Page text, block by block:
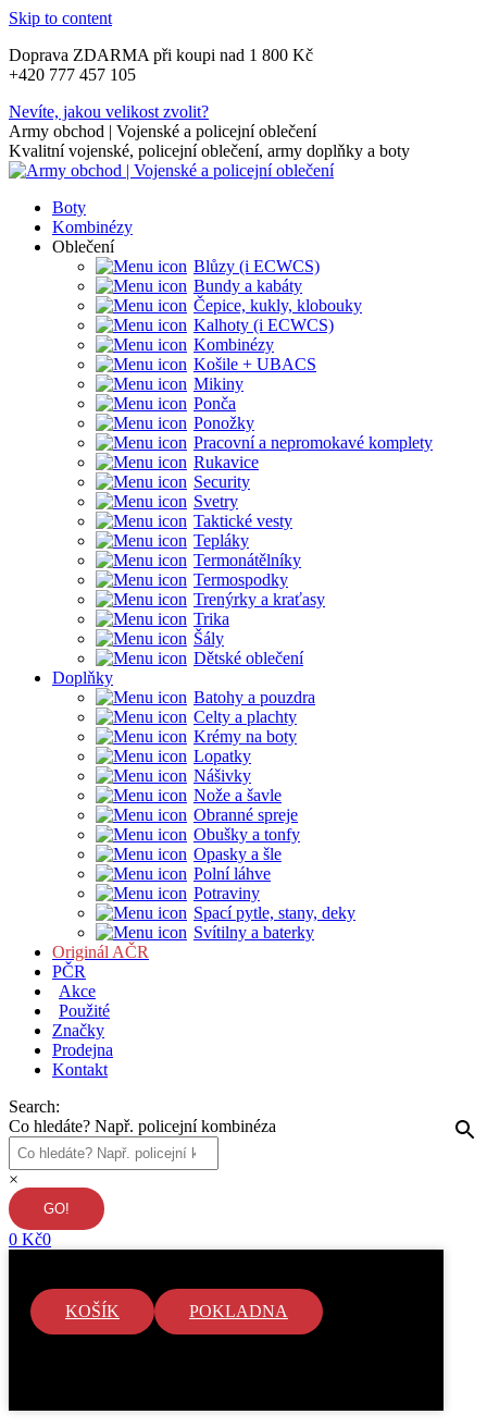
Skip to content
Doprava ZDARMA při koupi nad 1 800 Kč
+420 777 457 105
Nevíte, jakou velikost zvolit?
Army obchod | Vojenské a policejní oblečení
Kvalitní vojenské, policejní oblečení, army doplňky a boty
Boty
Kombinézy
Oblečení
Blůzy (i ECWCS)
Bundy a kabáty
Čepice, kukly, klobouky
Kalhoty (i ECWCS)
Kombinézy
Košile + UBACS
Mikiny
Ponča
Ponožky
Pracovní a nepromokavé komplety
Rukavice
Security
Svetry
Taktické vesty
Tepláky
Termonátělníky
Termospodky
Trenýrky a kraťasy
Trika
Šály
Dětské oblečení
Doplňky
Batohy a pouzdra
Celty a plachty
Krémy na boty
Lopatky
Nášivky
Nože a šavle
Obranné spreje
Obušky a tonfy
Opasky a šle
Polní láhve
Potraviny
Spací pytle, stany, deky
Svítilny a baterky
Originál AČR
PČR
Akce
Použité
Značky
Prodejna
Kontakt
Search:
Co hledáte? Např. policejní kombinéza
×
0 Kč0
KOŠÍK POKLADNA